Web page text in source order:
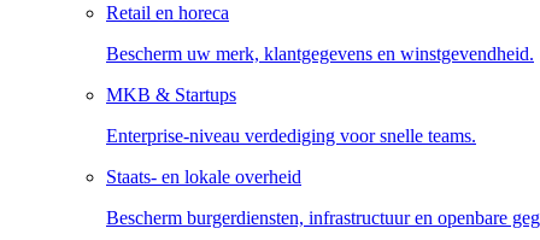
Retail en horeca
Bescherm uw merk, klantgegevens en winstgevendheid.
MKB & Startups
Enterprise-niveau verdediging voor snelle teams.
Staats- en lokale overheid
Bescherm burgerdiensten, infrastructuur en openbare